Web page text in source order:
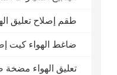
طقم إصلاح تعليق
ضاغط الهواء كيت
تعليق الهواء